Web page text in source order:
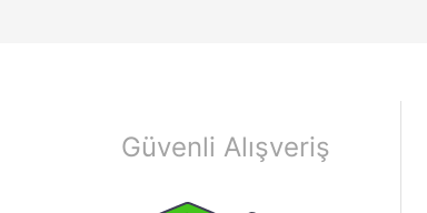
Güvenli Alışveriş